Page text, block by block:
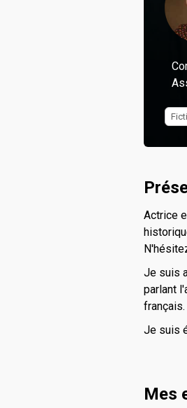
Actrice
Je suis
parlant
français.
Je suis
Mes